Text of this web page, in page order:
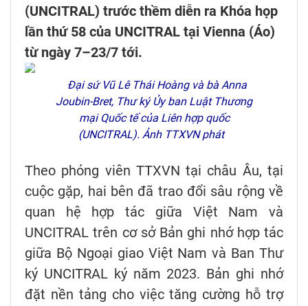
(UNCITRAL) trước thềm diễn ra Khóa họp
lần thứ 58 của UNCITRAL tại Vienna (Áo)
từ ngày 7–23/7 tới.
Đại sứ Vũ Lê Thái Hoàng và bà Anna
Joubin-Bret, Thư ký Ủy ban Luật Thương
mại Quốc tế của Liên hợp quốc
(UNCITRAL). Ảnh TTXVN phát
Theo phóng viên TTXVN tại châu Âu, tại
cuộc gặp, hai bên đã trao đổi sâu rộng về
quan hệ hợp tác giữa Việt Nam và
UNCITRAL trên cơ sở Bản ghi nhớ hợp tác
giữa Bộ Ngoại giao Việt Nam và Ban Thư
ký UNCITRAL ký năm 2023. Bản ghi nhớ
đặt nền tảng cho việc tăng cường hỗ trợ